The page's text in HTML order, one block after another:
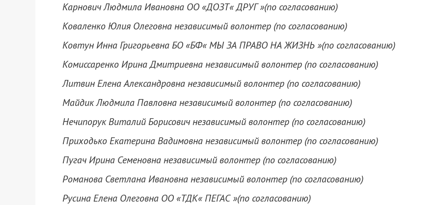
Карнович Людмила Ивановна ОО «ДОЗТ« ДРУГ »(по согласованию)
Коваленко Юлия Олеговна независимый волонтер (по согласованию)
Ковтун Инна Григорьевна БО «БФ« МЫ ЗА ПРАВО НА ЖИЗНЬ »(по согласованию)
Комиссаренко Ирина Дмитриевна независимый волонтер (по согласованию)
Литвин Елена Александровна независимый волонтер (по согласованию)
Майдик Людмила Павловна независимый волонтер (по согласованию)
Нечипорук Виталий Борисович независимый волонтер (по согласованию)
Приходько Екатерина Вадимовна независимый волонтер (по согласованию)
Пугач Ирина Семеновна независимый волонтер (по согласованию)
Романова Светлана Ивановна независимый волонтер (по согласованию)
Русина Елена Олеговна ОО «ТДК« ПЕГАС »(по согласованию)